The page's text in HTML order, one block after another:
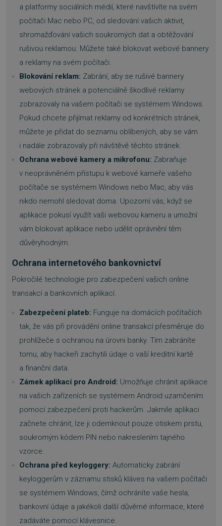
a platformy sociálních médií, které navštívíte na svém
počítači Mac nebo PC, od sledování vašich aktivit,
shromažďování vašich soukromých dat a obtěžování
rušivou reklamou. Můžete také blokovat webové bannery
a reklamy na svém počítači.
Blokování reklam: Zabrání, aby se rušivé bannery
webových stránek a potenciálně škodlivé reklamy
zobrazovaly na vašem počítači se systémem Windows.
Pokud chcete přijímat reklamy od konkrétních stránek,
můžete je přidat do seznamu oblíbených, aby se vám
i nadále zobrazovaly při návštěvě těchto stránek.
Ochrana webové kamery a mikrofonu: Zabraňuje
v neoprávněném přístupu k webové kameře vašeho
počítače se systémem Windows nebo Mac, aby vás
nikdo nemohl sledovat doma. Upozorní vás, když se
aplikace pokusí využít vaši webovou kameru a umožní
vám blokovat aplikace nebo udělit oprávnění těm
důvěryhodným.
Ochrana internetového bankovnictví
Pokročilé technologie pro zabezpečení vašich online
transakcí a bankovních aplikací.
Zabezpečení plateb: Funguje na domácích počítačích
tak, že vás při provádění online transakcí přesměruje do
prohlížeče s ochranou na úrovni banky. Tím zabráníte
tomu, aby hackeři zachytili údaje o vaší kreditní kartě
a finanční data.
Zámek aplikací pro Android: Umožňuje chránit aplikace
na vašich zařízeních se systémem Android uzamčením
pomocí zabezpečení proti hackerům. Jakmile aplikaci
začnete chránit, lze ji odemknout pouze otiskem prstu,
soukromým kódem PIN nebo nakreslením tajného
vzorce.
Ochrana před keyloggery: Automaticky zabrání
keyloggerům v záznamu stisků kláves na vašem počítači
se systémem Windows, čímž ochráníte vaše hesla,
bankovní údaje a jakékoli další důvěrné informace, které
zadáváte pomocí klávesnice.